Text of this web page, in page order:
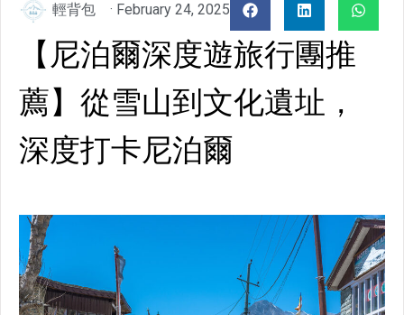
輕背包
· February 24, 2025
【尼泊爾深度遊旅行團推
薦】從雪山到文化遺址，
深度打卡尼泊爾